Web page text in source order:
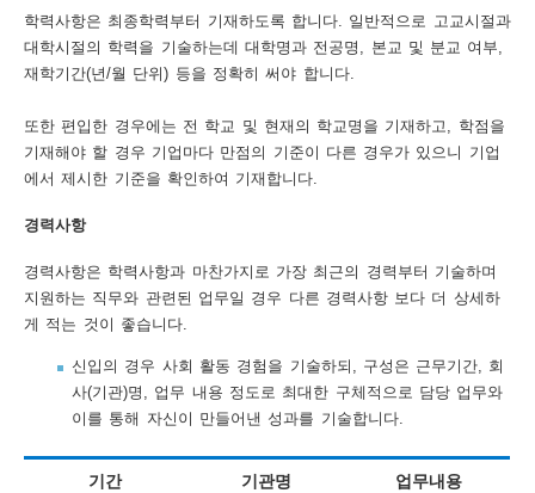
학력사항은 최종학력부터 기재하도록 합니다. 일반적으로 고교시절과
대학시절의 학력을 기술하는데 대학명과 전공명, 본교 및 분교 여부,
재학기간(년/월 단위) 등을 정확히 써야 합니다.
또한 편입한 경우에는 전 학교 및 현재의 학교명을 기재하고, 학점을
기재해야 할 경우 기업마다 만점의 기준이 다른 경우가 있으니 기업
에서 제시한 기준을 확인하여 기재합니다.
경력사항
경력사항은 학력사항과 마찬가지로 가장 최근의 경력부터 기술하며
지원하는 직무와 관련된 업무일 경우 다른 경력사항 보다 더 상세하
게 적는 것이 좋습니다.
신입의 경우 사회 활동 경험을 기술하되, 구성은 근무기간, 회
사(기관)명, 업무 내용 정도로 최대한 구체적으로 담당 업무와
이를 통해 자신이 만들어낸 성과를 기술합니다.
기간 기관명 업무내용
미
행
사
안